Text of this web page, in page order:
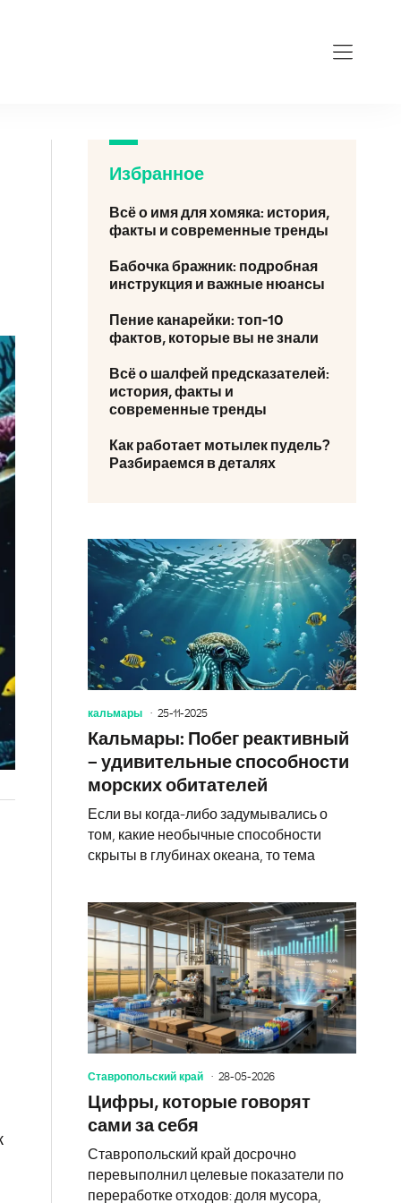
Избранное
Всё о имя для хомяка: история,
факты и современные тренды
Бабочка бражник: подробная
инструкция и важные нюансы
Пение канарейки: топ-10
фактов, которые вы не знали
Всё о шалфей предсказателей:
история, факты и
современные тренды
Как работает мотылек пудель?
Разбираемся в деталях
кальмары 25-11-2025
Кальмары: Побег реактивный
– удивительные способности
морских обитателей
Если вы когда-либо задумывались о
том, какие необычные способности
скрыты в глубинах океана, то тема
Ставропольский край 28-05-2026
Цифры, которые говорят
сами за себя
Ставропольский край досрочно
перевыполнил целевые показатели по
переработке отходов: доля мусора,